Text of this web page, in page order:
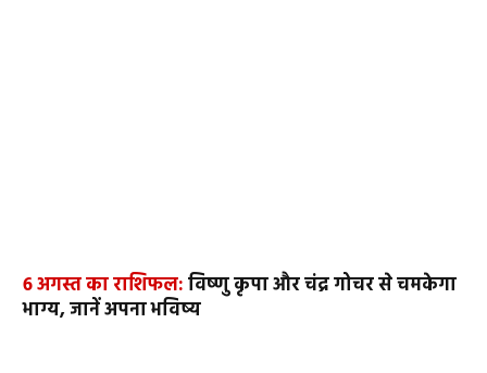
6 अगस्त का राशिफल:विष्णु कृपा और चंद्र गोचर से चमकेगा
भाग्य, जानें अपना भविष्य